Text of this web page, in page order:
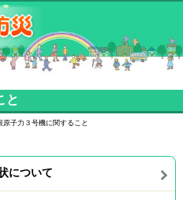
と
原子力３号機に関すること
について